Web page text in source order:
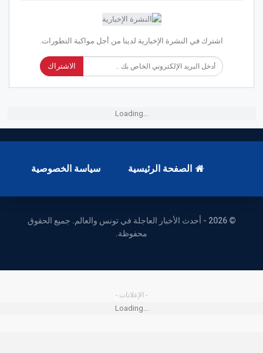
اشترك في النشرة الإخبارية لدينا من أجل مواكبة التطورات.
الاشتراك
Loading...
الصفحة الرئيسية سياسة الخصوصية
© 2026 - أحدث الأخبار العاجلة في تونس والعالم. جميع الحقوق
محفوظة.
- الإعلانات -
Loading...